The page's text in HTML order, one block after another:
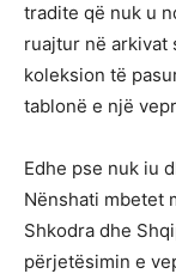
tradite që nuk u
ruajtur në arkivat
koleksion të
tablonë e një
Edhe pse nuk iu
Nënshati mbetet
Shkodra dhe
përjetësimin e